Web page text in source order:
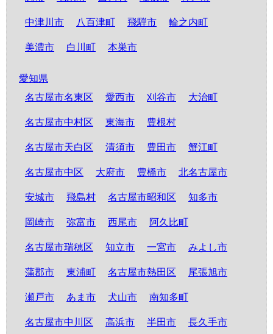
中津川市 八百津町 飛騨市 輪之内町
美濃市 白川町 本巣市
愛知県
名古屋市名東区
愛西市 刈谷市 大治町
名古屋市中村区 東海市 豊根村
名古屋市天白区 清須市 豊田市 蟹江町
名古屋市中区 大府市 豊橋市 北名古屋市
安城市 飛島村 名古屋市昭和区 知多市
岡崎市 弥富市 西尾市 阿久比町
名古屋市瑞穂区 知立市 一宮市 みよし市
蒲郡市 東浦町 名古屋市熱田区 尾張旭市
瀬戸市 あま市 犬山市 南知多町
名古屋市中川区 高浜市 半田市 長久手市